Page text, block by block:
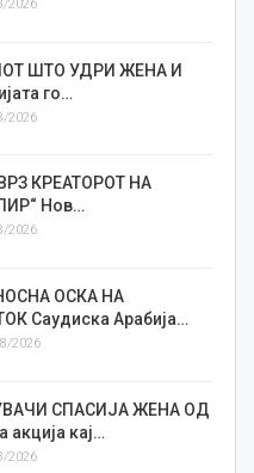
2026
ШТО УДРИ ЖЕНА И
го…
2026
КРЕАТОРОТ НА
Нов…
2026
ОСКА НА
Саудиска Арабија…
2026
СПАСИЈА ЖЕНА ОД
кај…
2026